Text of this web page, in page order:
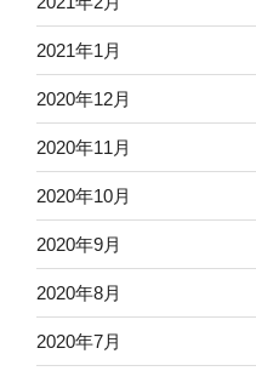
2021年1月
2020年12月
2020年11月
2020年10月
2020年9月
2020年8月
2020年7月